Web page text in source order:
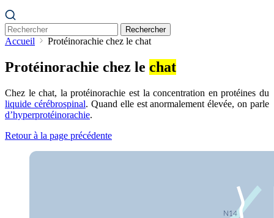
Rechercher
Accueil Protéinorachie chez le chat
Protéinorachie chez le chat
Chez le chat, la protéinorachie est la concentration en protéines du
liquide cérébrospinal. Quand elle est anormalement élevée, on parle
d’hyperprotéinorachie.
Retour à la page précédente